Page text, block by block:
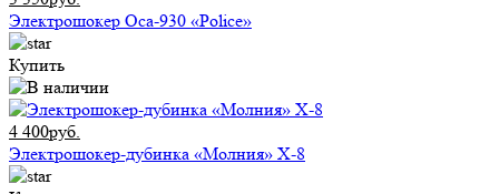
Электрошокер Оса-930 «Police»
Купить
4 400руб.
Электрошокер-дубинка «Молния» Х-8